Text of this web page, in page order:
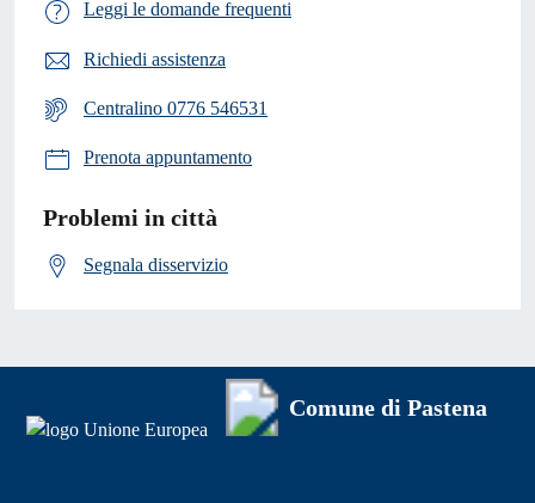
Leggi le domande frequenti
Richiedi assistenza
Centralino 0776 546531
Prenota appuntamento
Problemi in città
Segnala disservizio
Comune di Pastena